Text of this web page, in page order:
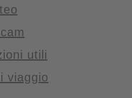
utili
viaggio